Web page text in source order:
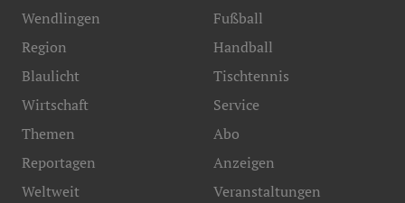
Wendlingen
Region
Blaulicht
Fußball
Handball
Tischtennis
Wirtschaft
Themen
Reportagen
Weltweit
Service
Abo
Anzeigen
Veranstaltungen